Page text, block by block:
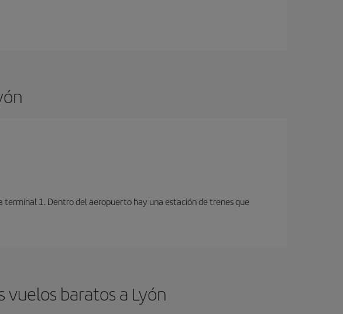
terminal 1. Dentro del aeropuerto hay una estación de trenes que
baratos a Lyón